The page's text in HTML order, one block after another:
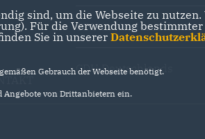
CDU in Niedersachsen
CDU Deutschlands
sind, um die Webseite zu
Für die Verwendung
Sie in unserer
Gebrauch der Webseite benötigt.
Angebote von Drittanbietern ein.